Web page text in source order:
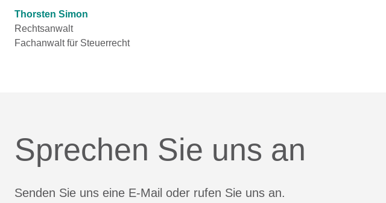
Thorsten Simon
Rechtsanwalt
Fachanwalt für Steuerrecht
Sprechen Sie uns an
Senden Sie uns eine E-Mail oder rufen Sie uns an.